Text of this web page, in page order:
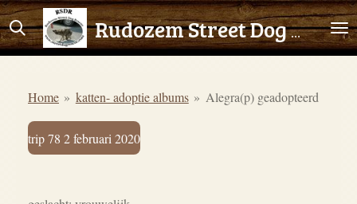
Ga
direct
hoofdinhoud
Rudozem Street Dog Rescue
Home » katten- adoptie albums » Alegra(p) geadopteerd
trip 78 2 februari 2020